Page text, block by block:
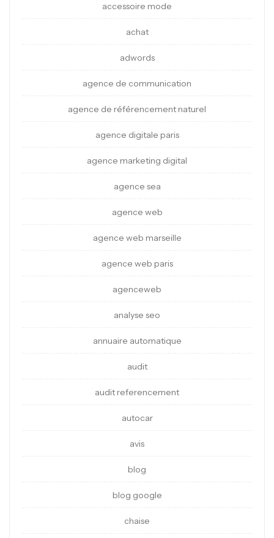
accessoire mode
achat
adwords
agence de communication
agence de référencement naturel
agence digitale paris
agence marketing digital
agence sea
agence web
agence web marseille
agence web paris
agenceweb
analyse seo
annuaire automatique
audit
audit referencement
autocar
avis
blog
blog google
chaise